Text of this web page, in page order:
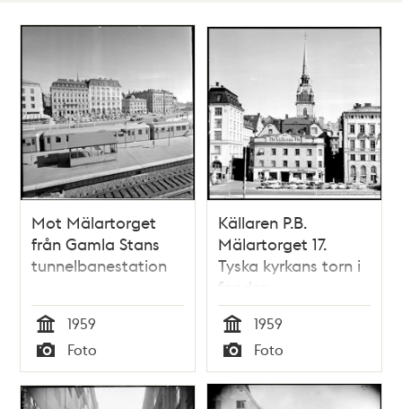
Mot Mälartorget
från Gamla Stans
tunnelbanestation
Tid
1959
Typ
Foto
Källaren P.B.
Mälartorget 17.
Tyska kyrkans torn i
fonden
Tid
1959
Typ
Foto